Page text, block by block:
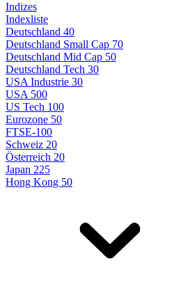
Indizes
Indexliste
Deutschland 40
Deutschland Small Cap 70
Deutschland Mid Cap 50
Deutschland Tech 30
USA Industrie 30
USA 500
US Tech 100
Eurozone 50
FTSE-100
Schweiz 20
Österreich 20
Japan 225
Hong Kong 50